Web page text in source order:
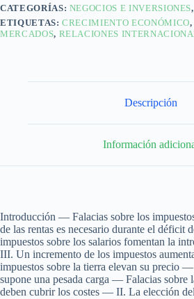
CATEGORÍAS: NEGOCIOS E INVERSIONES
ETIQUETAS:CRECIMIENTO ECONÓMICO
MERCADOS, RELACIONES
Descripción
Información
Introducción — Falacias sobre los
de las rentas es necesario durante el
impuestos sobre los salarios fomentan la
III. Un incremento de los impuestos
impuestos sobre la tierra elevan su precio
supone una pesada carga — Falacias sobre
deben cubrir los costes — II. La elección